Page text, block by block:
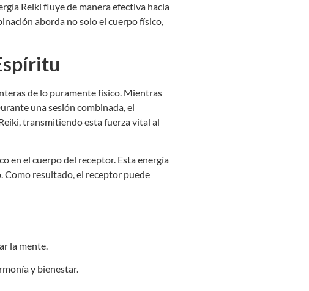
Reiki fluye de manera efectiva hacia
aborda no solo el cuerpo físico,
de lo puramente físico. Mientras
una sesión combinada, el
transmitiendo esta fuerza vital al
en el cuerpo del receptor. Esta energía
resultado, el receptor puede
la mente.
y bienestar.